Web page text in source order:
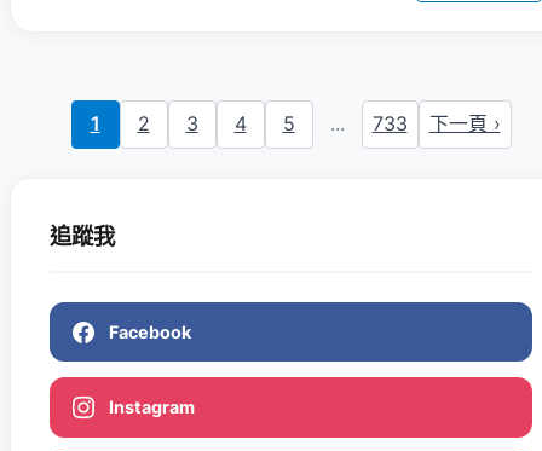
1 2 3 4 5 ... 733 下一頁 ›
追蹤我
Facebook
Instagram